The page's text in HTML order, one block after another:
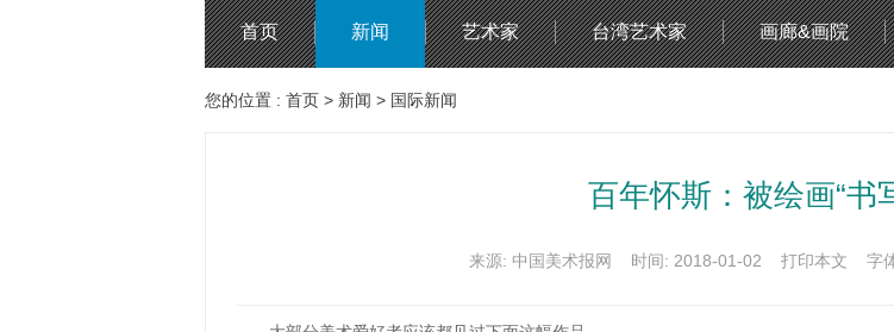
首页 新闻 艺术家 台湾艺术家 画廊&画院
您的位置 : 首页 > 新闻 > 国际新闻
百年怀斯：被绘画“书
来源: 中国美术报网 时间: 2018-01-02 打印本文 字